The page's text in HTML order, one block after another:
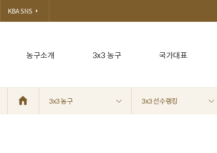
농구소개 3x3 농구 국가대표
KBA SNS
3x3 농구 3x3 선수랭킹